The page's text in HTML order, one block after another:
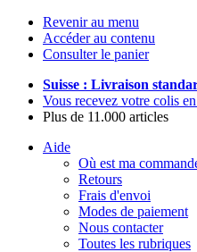
Revenir au menu
Accéder au contenu
Consulter le panier
Suisse : Livraison
Vous recevez votre colis
Plus de 11.000 articles
Aide
Où est ma
Retours
Frais d'envoi
Modes de paiement
Nous contacter
Toutes les rubriques